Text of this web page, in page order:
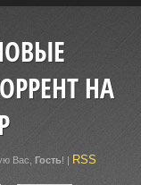
НА
Вас Гость! | RSS